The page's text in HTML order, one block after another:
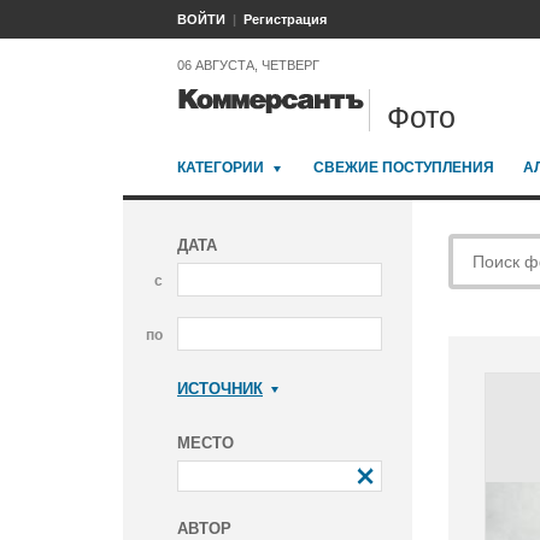
ВОЙТИ Регистрация
06 АВГУСТА, ЧЕТВЕРГ
Фото
КАТЕГОРИИ СВЕЖИЕ ПОСТУПЛЕНИЯ
ДАТА
с
по
ИСТОЧНИК
МЕСТО
АВТОР